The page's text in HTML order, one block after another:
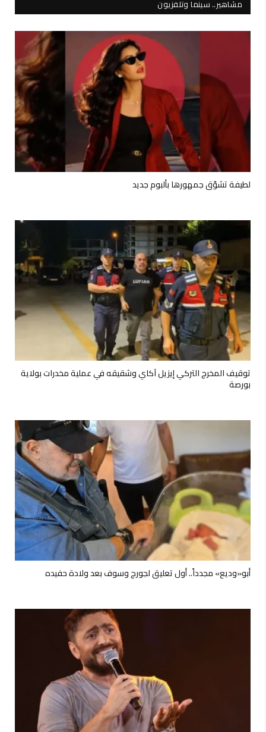
مشاهير.. سينما وتلفزيون
لطيفة تشوّق جمهورها بألبوم جديد
توقيف المخرج التركي إيزيل آكاي وشقيقه في عملية مخدرات بولاية
بورصة
أبو«وديع» مجدداً.. أول تعليق لجورج وسوف بعد ولادة حفيده